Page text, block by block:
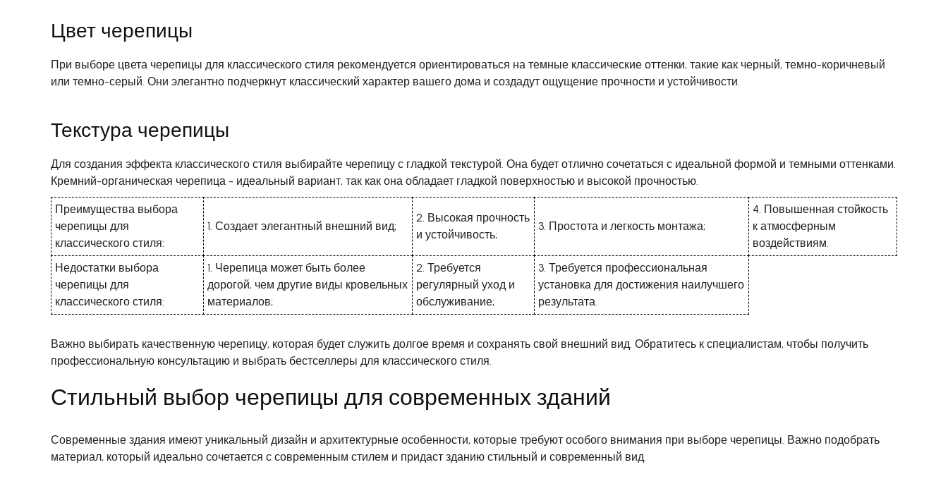
Цвет черепицы
При выборе цвета черепицы для классического стиля рекомендуется ориентироваться на темные классические оттенки, такие как черный, темно-коричневый
или темно-серый. Они элегантно подчеркнут классический характер вашего дома и создадут ощущение прочности и устойчивости.
Текстура черепицы
Для создания эффекта классического стиля выбирайте черепицу с гладкой текстурой. Она будет отлично сочетаться с идеальной формой и темными оттенками.
Кремний-органическая черепица - идеальный вариант, так как она обладает гладкой поверхностью и высокой прочностью.
Преимущества выбора
черепицы для
классического стиля:
1. Создает элегантный внешний вид;
2. Высокая прочность
и устойчивость;
3. Простота и легкость монтажа;
4. Повышенная стойкость
к атмосферным
воздействиям.
Недостатки выбора
черепицы для
классического стиля:
1. Черепица может быть более
дорогой, чем другие виды кровельных
материалов;
2. Требуется
регулярный уход и
обслуживание;
3. Требуется профессиональная
установка для достижения наилучшего
результата.
Важно выбирать качественную черепицу, которая будет служить долгое время и сохранять свой внешний вид. Обратитесь к специалистам, чтобы получить
профессиональную консультацию и выбрать бестселлеры для классического стиля.
Стильный выбор черепицы для современных зданий
Современные здания имеют уникальный дизайн и архитектурные особенности, которые требуют особого внимания при выборе черепицы. Важно подобрать
материал, который идеально сочетается с современным стилем и придаст зданию стильный и современный вид.